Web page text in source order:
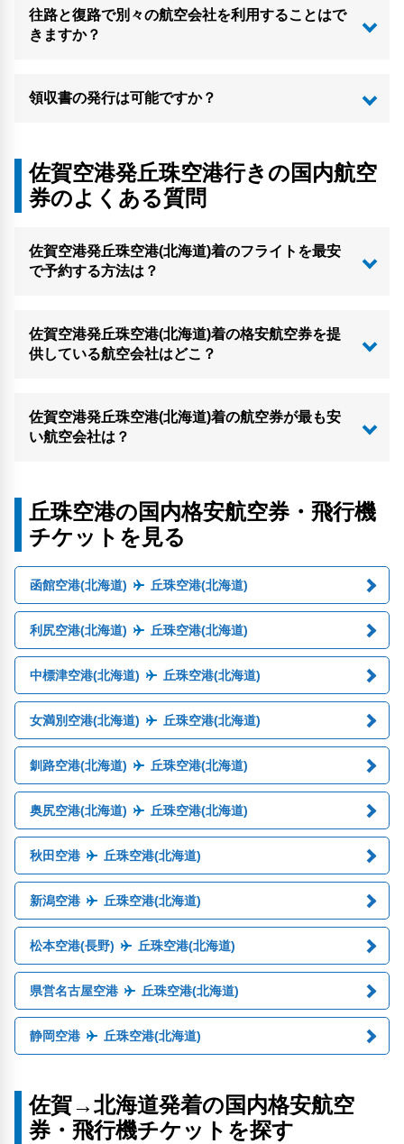
往路と復路で別々の航空会社を利用することはで
きますか？
領収書の発行は可能ですか？
佐賀空港発丘珠空港行きの国内航空
券のよくある質問
佐賀空港発丘珠空港(北海道)着のフライトを最安
で予約する方法は？
佐賀空港発丘珠空港(北海道)着の格安航空券を提
供している航空会社はどこ？
佐賀空港発丘珠空港(北海道)着の航空券が最も安
い航空会社は？
丘珠空港の国内格安航空券・飛行機
チケットを見る
函館空港(北海道) 丘珠空港(北海道)
利尻空港(北海道) 丘珠空港(北海道)
中標津空港(北海道) 丘珠空港(北海道)
女満別空港(北海道) 丘珠空港(北海道)
釧路空港(北海道) 丘珠空港(北海道)
奥尻空港(北海道) 丘珠空港(北海道)
秋田空港 丘珠空港(北海道)
新潟空港 丘珠空港(北海道)
松本空港(長野) 丘珠空港(北海道)
県営名古屋空港 丘珠空港(北海道)
静岡空港 丘珠空港(北海道)
佐賀→北海道発着の国内格安航空
券・飛行機チケットを探す